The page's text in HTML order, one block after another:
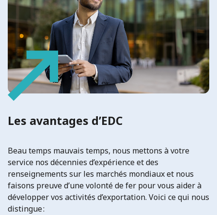
Les avantages d’EDC
Beau temps mauvais temps, nous mettons à votre
service nos décennies d’expérience et des
renseignements sur les marchés mondiaux et nous
faisons preuve d’une volonté de fer pour vous aider à
développer vos activités d’exportation. Voici ce qui nous
distingue :